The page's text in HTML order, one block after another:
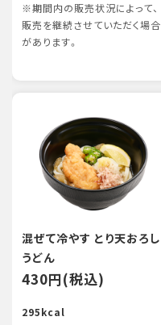
※期間内の販売状況によって、
販売を継続させていただく場合
があります。
混ぜて冷やす とり天おろし
うどん
430円(税込)
295kcal